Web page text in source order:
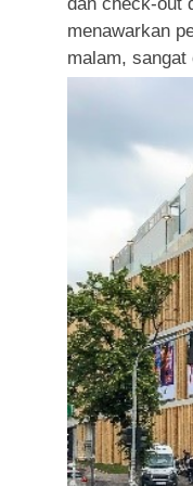
menawarkan
malam, sangat